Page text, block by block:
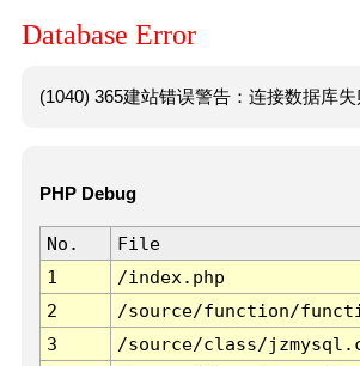
Database Error
(1040) 365建站错误警告：连接数据库
PHP Debug
No. File
1
/index.php
2
/source/function/
3
/source/class/